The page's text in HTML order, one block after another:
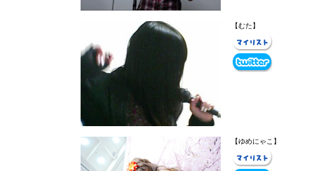
【むた】
【ゆめにゃこ】